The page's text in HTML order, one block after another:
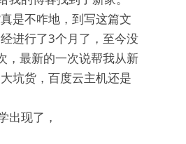
是不咋地，到写这篇文
进行了3个月了，至今没
，最新的一次说帮我从新
坑货，百度云主机还是
出现了，